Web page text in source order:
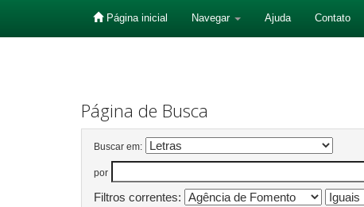
Página inicial Navegar Ajuda Contato
Página de Busca
Buscar em:
por
Filtros correntes: